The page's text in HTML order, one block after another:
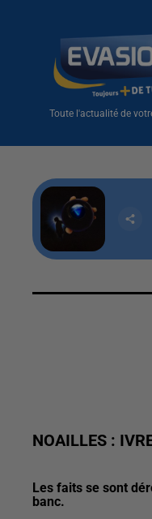
Toute l'actualité de
NOAILLES :
Les faits se sont
banc.